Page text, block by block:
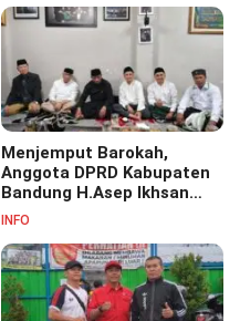
Menjemput Barokah,
Anggota DPRD Kabupaten
Bandung H.Asep Ikhsan
S.Pd.M.M Hadiri Haul Akbar
Pesantren Cipasung.
INFO